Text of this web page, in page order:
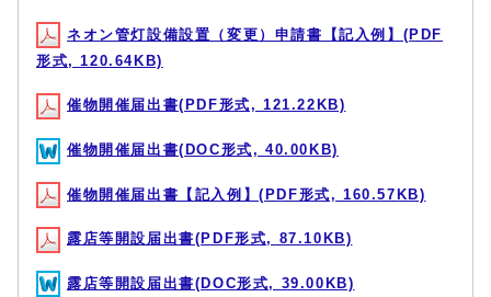
ネオン管灯設備設置（変更）申請書【記入例】(PDF
形式, 120.64KB)
催物開催届出書(PDF形式, 121.22KB)
催物開催届出書(DOC形式, 40.00KB)
催物開催届出書【記入例】(PDF形式, 160.57KB)
露店等開設届出書(PDF形式, 87.10KB)
露店等開設届出書(DOC形式, 39.00KB)